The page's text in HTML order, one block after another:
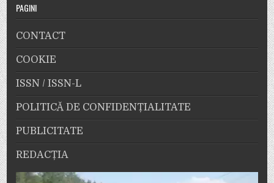
PAGINI
CONTACT
COOKIE
ISSN / ISSN-L
POLITICĂ DE CONFIDENȚIALITATE
PUBLICITATE
REDACȚIA